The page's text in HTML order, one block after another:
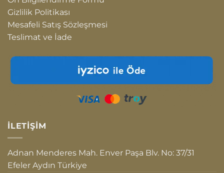
Gizlilik Politikası
Mesafeli Satış Sözleşmesi
Teslimat ve İade
İLETIŞIM
Adnan Menderes Mah. Enver Paşa Blv. No: 37/31
Efeler Aydın Türkiye